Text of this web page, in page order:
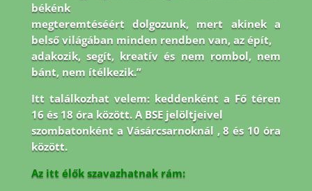
békénk
megteremtéséért dolgozunk, mert akinek a
belső világában minden rendben van, az épít,
adakozik, segít, kreatív és nem rombol, nem
bánt, nem ítélkezik.”
Itt találkozhat velem: keddenként a Fő téren
16 és 18 óra között. A BSE jelöltjeivel
szombatonként a Vásárcsarnoknál , 8 és 10 óra
között.
Az itt élők szavazhatnak rám: